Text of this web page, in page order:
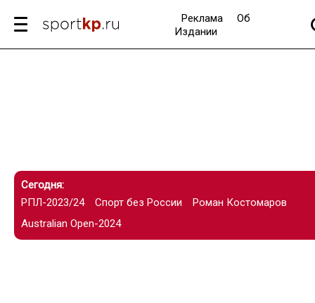
Реклама
Об
Издании
Сегодня:
РПЛ-2023/24
Спорт без России
Роман Костомаров
Australian Open-2024